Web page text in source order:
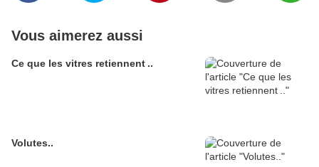
Vous aimerez aussi
Ce que les vitres retiennent ..
Volutes..